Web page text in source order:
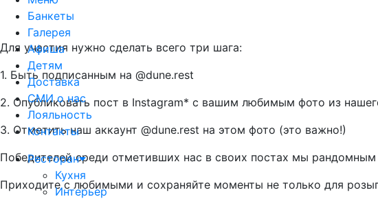
Банкеты
Галерея
Афиша
Детям
Доставка
СМИ о нас
Лояльность
Контакты
Ресторан
Кухня
Интерьер
Для участия нужно сделать всего три шага:
1. Быть подписанным на @dune.rest
2. Опубликовать пост в Instagram* с вашим любимым фото из
3. Отметить наш аккаунт @dune.rest на этом фото (это важно!)
Победителей среди отметивших нас в своих постах мы
Приходите с любимыми и сохраняйте моменты не только для